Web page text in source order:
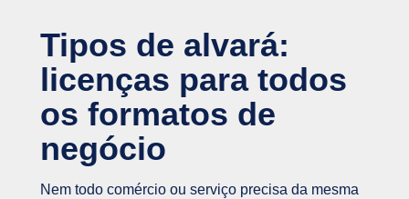
Tipos de alvará:
licenças para todos
os formatos de
negócio
Nem todo comércio ou serviço precisa da mesma